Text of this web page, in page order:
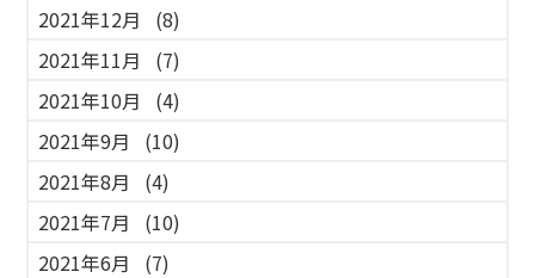
2021年12月
(8)
2021年11月
(7)
2021年10月
(4)
2021年9月
(10)
2021年8月
(4)
2021年7月
(10)
2021年6月
(7)